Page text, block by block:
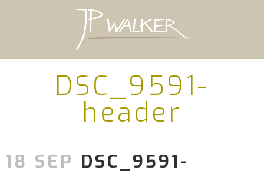
DSC_9591-
header
18 SEP DSC_9591-